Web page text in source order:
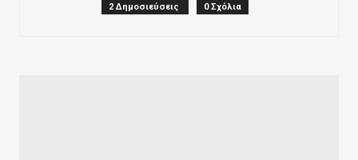
2 Δημοσιεύσεις 0 Σχόλια